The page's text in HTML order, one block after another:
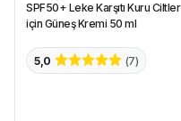
SPF50+ Leke Karşıtı Kuru Ciltler
için Güneş Kremi 50 ml
5,0 (7)